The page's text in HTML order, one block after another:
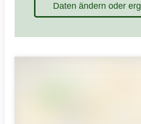
Daten ändern oder